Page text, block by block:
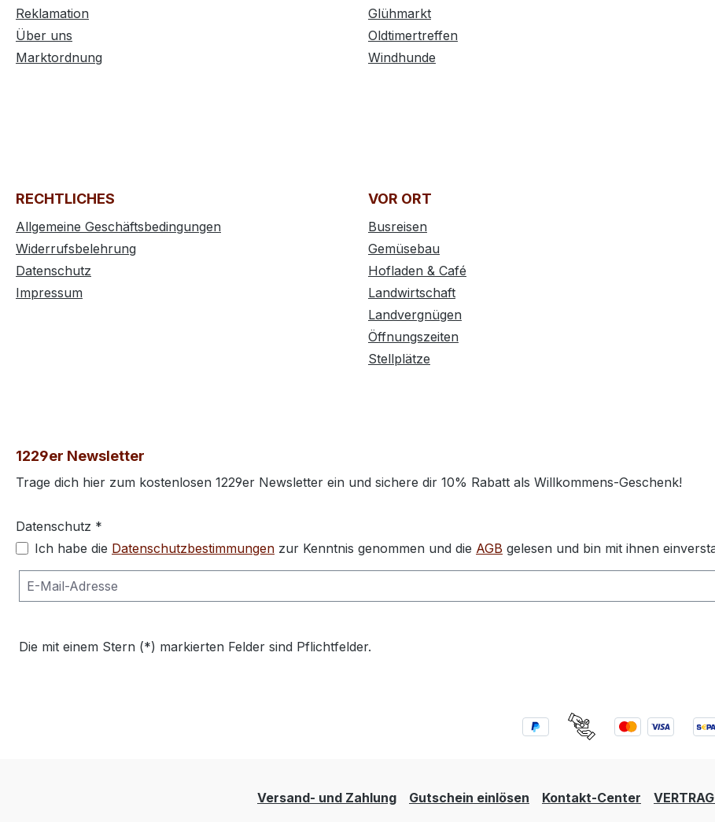
Reklamation
Über uns
Marktordnung
Glühmarkt
Oldtimertreffen
Windhunde
RECHTLICHES
Allgemeine Geschäftsbedingungen
Widerrufsbelehrung
Datenschutz
Impressum
VOR ORT
Busreisen
Gemüsebau
Hofladen & Café
Landwirtschaft
Landvergnügen
Öffnungszeiten
Stellplätze
1229er Newsletter
Trage dich hier zum kostenlosen 1229er Newsletter ein und sichere dir 10% Rabatt als Willkommens-Geschenk!
Datenschutz *
Ich habe die Datenschutzbestimmungen zur Kenntnis genommen und die AGB gelesen und bin mit ihnen
Die mit einem Stern (*) markierten Felder sind Pflichtfelder.
Versand- und Zahlung Gutschein einlösen Kontakt-Center